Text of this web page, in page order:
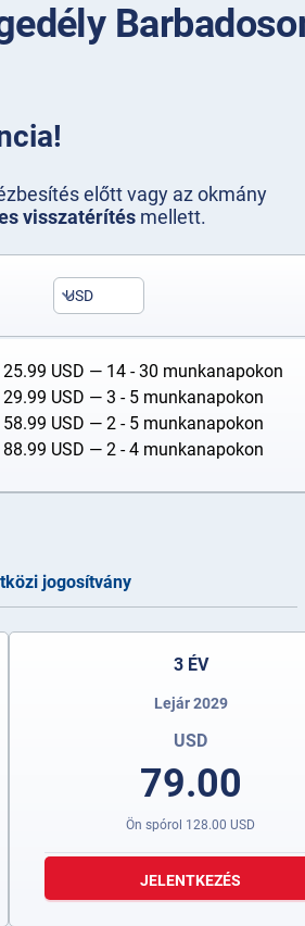
előtt vagy az okmány
visszatérítés mellett.
USD
25.99 USD — 14 - 30 munkanapokon
29.99 USD — 3 - 5 munkanapokon
58.99 USD — 2 - 5 munkanapokon
88.99 USD — 2 - 4 munkanapokon
jogosítvány
3 ÉV
Lejár 2029
USD
79.00
Ön spórol 128.00 USD
JELENTKEZÉS